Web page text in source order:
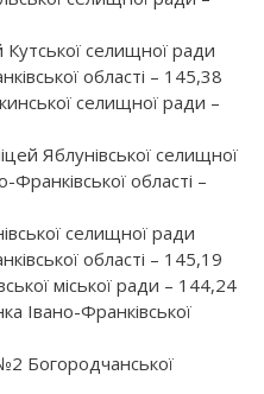
селищної ради
області – 145,38
селищної ради –
Яблунівської селищної
області –
селищної ради
області – 145,19
міської ради – 144,24
Івано-Франківської
Богородчанської